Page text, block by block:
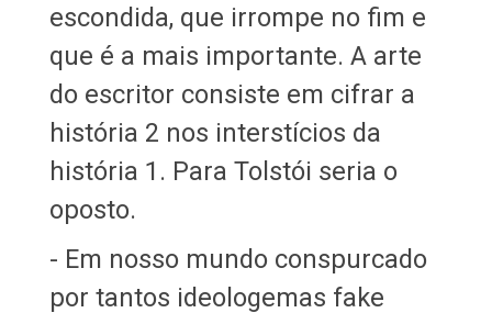
escondida, que irrompe no fim e
que é a mais importante. A arte
do escritor consiste em cifrar a
história 2 nos interstícios da
história 1. Para Tolstói seria o
oposto.
- Em nosso mundo conspurcado
por tantos ideologemas fake